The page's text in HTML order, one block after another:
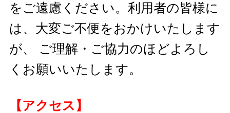
をご遠慮ください。利用者の皆様に
は、大変ご不便をおかけいたします
が、 ご理解・ご協力のほどよろし
くお願いいたします。
【アクセス】